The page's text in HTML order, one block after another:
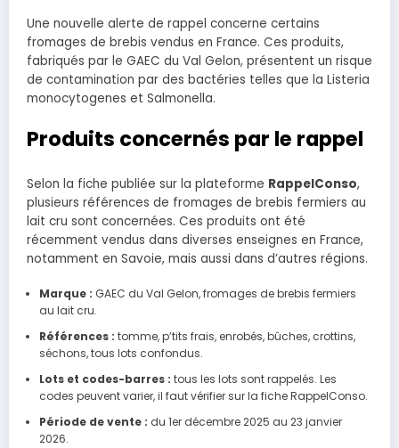
Une nouvelle alerte de rappel concerne certains
fromages de brebis vendus en France. Ces produits,
fabriqués par le GAEC du Val Gelon, présentent un risque
de contamination par des bactéries telles que la Listeria
monocytogenes et Salmonella.
Produits concernés par le rappel
Selon la fiche publiée sur la plateforme RappelConso,
plusieurs références de fromages de brebis fermiers au
lait cru sont concernées. Ces produits ont été
récemment vendus dans diverses enseignes en France,
notamment en Savoie, mais aussi dans d’autres régions.
Marque : GAEC du Val Gelon, fromages de brebis fermiers
au lait cru.
Références : tomme, p’tits frais, enrobés, bûches, crottins,
séchons, tous lots confondus.
Lots et codes-barres : tous les lots sont rappelés. Les
codes peuvent varier, il faut vérifier sur la fiche RappelConso.
Période de vente : du 1er décembre 2025 au 23 janvier
2026.